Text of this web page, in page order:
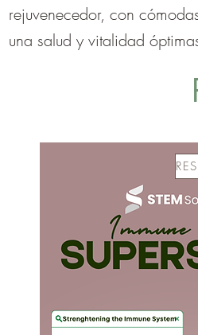
rejuvenecedor, con
una salud y vitalidad